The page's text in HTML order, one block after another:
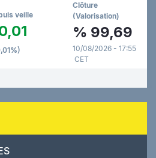
veille
Clôture
(Valorisation)
% 99,69
10/08/2026 - 17:55
CET